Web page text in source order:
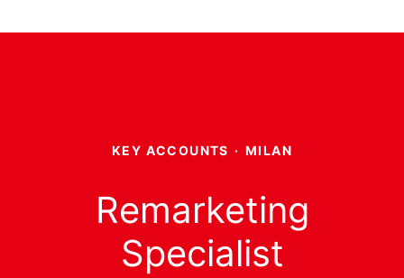
KEY ACCOUNTS · MILAN
Remarketing
Specialist